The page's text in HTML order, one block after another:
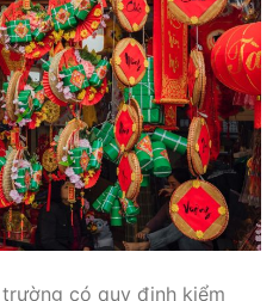
có quy định kiểm